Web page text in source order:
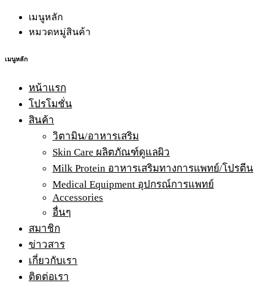
เมนูหลัก
หมวดหมู่สินค้า
เมนูหลัก
หน้าแรก
โปรโมชั่น
สินค้า
วิตามิน/อาหารเสริม
Skin Care ผลิตภัณฑ์ดูแลผิว
Milk Protein อาหารเสริมทางการแพทย์/โปรตีน
Medical Equipment อุปกรณ์การแพทย์
Accessories
อื่นๆ
สมาชิก
ข่าวสาร
เกี่ยวกับเรา
ติดต่อเรา